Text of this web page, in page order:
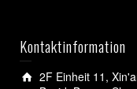
Kontaktinformation
2F Einheit 11,